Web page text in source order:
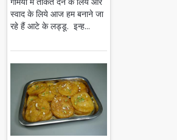
स्वाद के लिये आज हम बनाने जा
रहे हैं आटे के लड्डू. इन्ह...